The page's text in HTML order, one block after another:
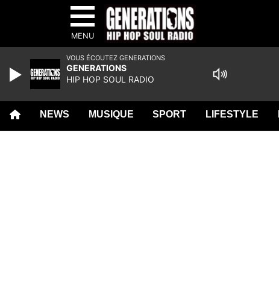
MENU
NEWS MUSIQUE SPORT LIFESTYLE
VOUS ÉCOUTEZ GENERATIONS
GENERATIONS
HIP HOP SOUL RADIO